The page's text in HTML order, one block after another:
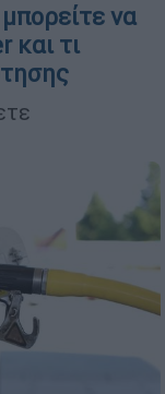
να
και τι